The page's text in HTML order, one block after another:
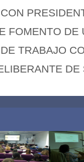
FOMENTO DE
TRABAJO
DE